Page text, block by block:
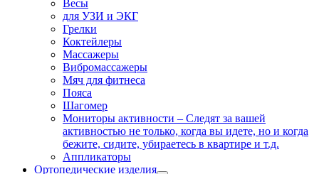
Весы
для УЗИ и ЭКГ
Грелки
Коктейлеры
Массажеры
Вибромассажеры
Мяч для фитнеса
Пояса
Шагомер
Мониторы активности – Следят за вашей
активностью не только, когда вы идете, но и когда
бежите, сидите, убираетесь в квартире и т.д.
Аппликаторы
Ортопедические изделия